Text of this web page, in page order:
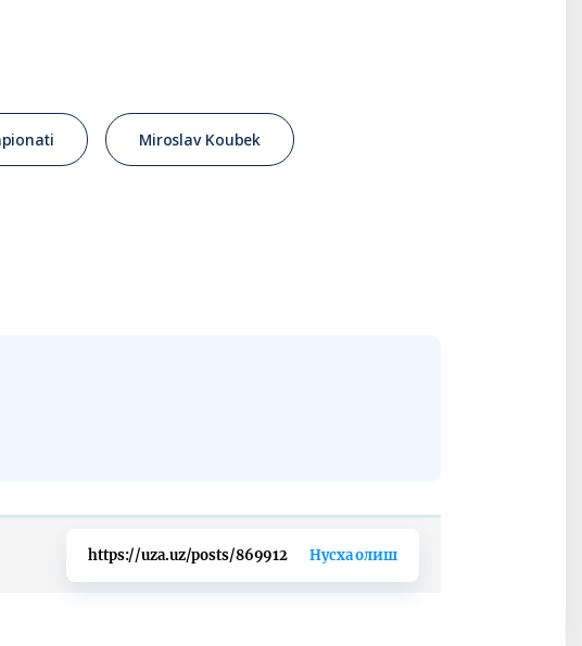
Miroslav Koubek
https://uza.uz/posts/869912 Нусха олиш